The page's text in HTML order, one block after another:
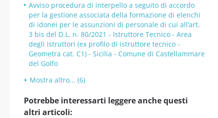
Avviso procedura di interpello a seguito di accordo
per la gestione associata della formazione di elenchi
di idonei per le assunzioni di personale di cui all’art.
3 bis del D.L. n. 80/2021 - Istruttore Tecnico - Area
degli Istruttori (ex profilo di istruttore tecnico -
Geometra cat. C1) - Sicilia - Comune di Castellammare
del Golfo
Mostra altro... (6)
Potrebbe interessarti leggere anche questi
altri articoli: